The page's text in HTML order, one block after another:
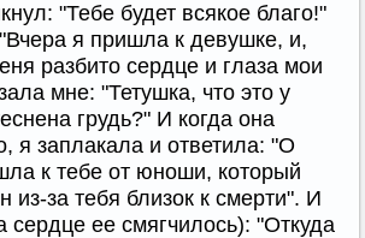
"Тебе будет всякое благо!"
я пришла к девушке, и,
разбито сердце и глаза мои
мне: "Тетушка, что это у
грудь?" И когда она
я заплакала и ответила: "О
к тебе от юноши, который
из-за тебя близок к смерти". И
сердце ее смягчилось): "Откуда